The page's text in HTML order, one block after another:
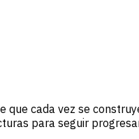
que cada vez se
para seguir